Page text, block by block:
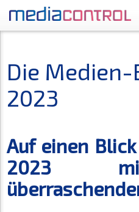
Die
2023
Auf einen
2023